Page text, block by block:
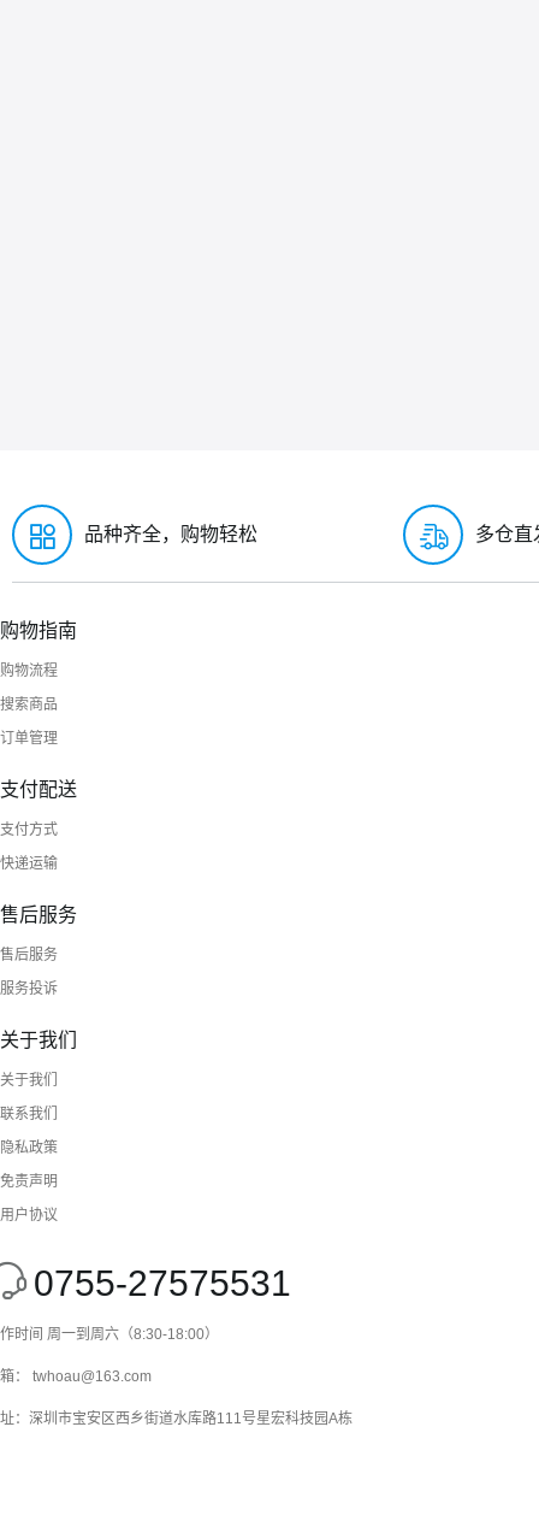
品种齐全，购物轻松 多仓直
购物指南
购物流程
搜索商品
订单管理
支付配送
支付方式
快递运输
售后服务
售后服务
服务投诉
关于我们
关于我们
联系我们
隐私政策
免责声明
用户协议
0755-27575531
时间 周一到周六（8:30-18:00）
： twhoau@163.com
：深圳市宝安区西乡街道水库路111号星宏科技园A栋